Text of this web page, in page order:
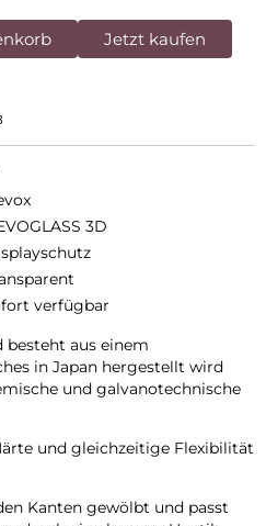
Jetzt kaufen
3D
verfügbar
besteht aus einem
in Japan hergestellt wird
und galvanotechnische
und gleichzeitige Flexibilität
Kanten gewölbt und passt